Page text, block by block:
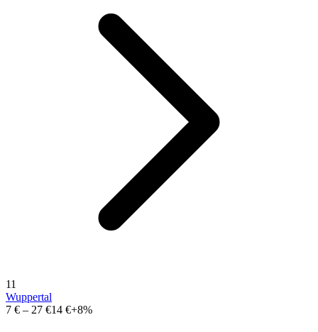
11
Wuppertal
7 € – 27 €14 €+8%